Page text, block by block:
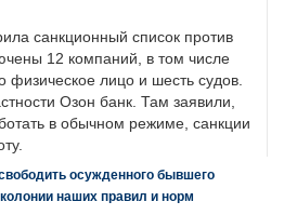
санкционный список против
12 компаний, в том числе
физическое лицо и шесть судов.
Озон банк. Там заявили,
в обычном режиме, санкции
осужденного бывшего
наших правил и норм